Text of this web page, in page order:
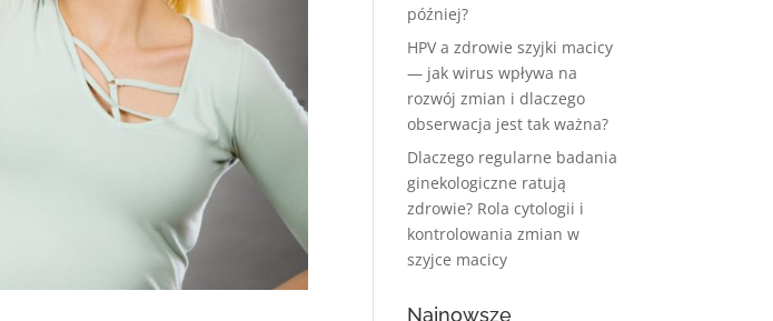
później?
HPV a zdrowie szyjki macicy
— jak wirus wpływa na
rozwój zmian i dlaczego
obserwacja jest tak ważna?
Dlaczego regularne badania
ginekologiczne ratują
zdrowie? Rola cytologii i
kontrolowania zmian w
szyjce macicy
Najnowsze